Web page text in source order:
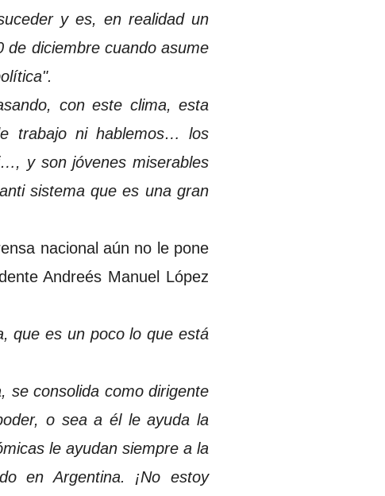
y es, en realidad un
diciembre cuando asume
con este clima, esta
trabajo ni hablemos… los
y son jóvenes miserables
sistema que es una gran
nacional aún no le pone
Andreés Manuel López
que es un poco lo que está
se consolida como dirigente
o sea a él le ayuda la
le ayudan siempre a la
en Argentina. ¡No estoy